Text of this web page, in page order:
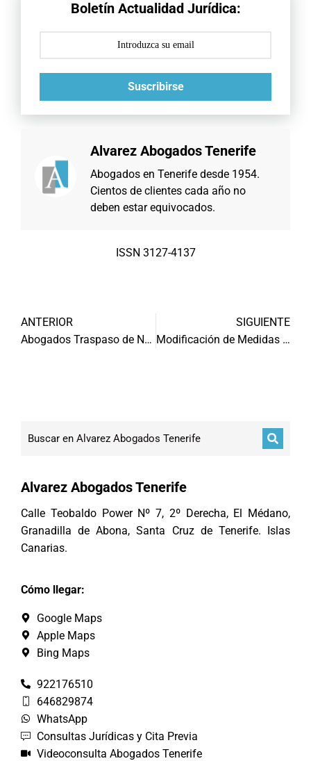
Boletín Actualidad Jurídica:
Suscribirse
Alvarez Abogados Tenerife
Abogados en Tenerife desde 1954.
Cientos de clientes cada año no
deben estar equivocados.
ISSN 3127-4137
ANTERIOR
Abogados Traspaso de Negocios Tenerife
SIGUIENTE
Modificación de Medidas tras el divorcio
Alvarez Abogados Tenerife
Calle Teobaldo Power Nº 7, 2º Derecha, El Médano,
Granadilla de Abona, Santa Cruz de Tenerife. Islas
Canarias.
Cómo llegar:
Google Maps
Apple Maps
Bing Maps
922176510
646829874
WhatsApp
Consultas Jurídicas y Cita Previa
Videoconsulta Abogados Tenerife